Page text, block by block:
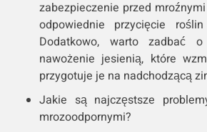
zabezpieczenie przed
odpowiednie przycięcie
Dodatkowo, warto zadbać o
nawożenie jesienią, które
przygotuje je na nadchodzącą
Jakie są najczęstsze
mrozoodpornymi?